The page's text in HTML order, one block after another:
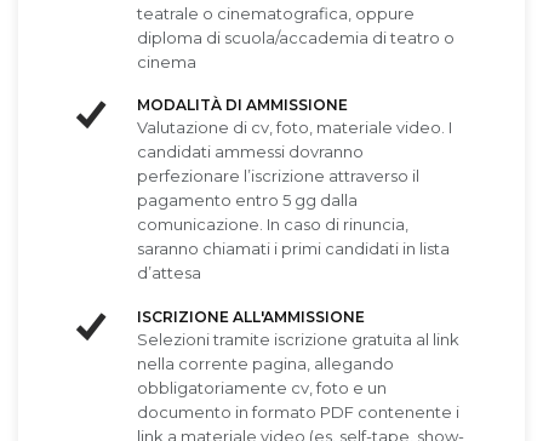
teatrale o cinematografica, oppure
diploma di scuola/accademia di teatro o
cinema
MODALITÀ DI AMMISSIONE
Valutazione di cv, foto, materiale video. I
candidati ammessi dovranno
perfezionare l’iscrizione attraverso il
pagamento entro 5 gg dalla
comunicazione. In caso di rinuncia,
saranno chiamati i primi candidati in lista
d’attesa
ISCRIZIONE ALL'AMMISSIONE
Selezioni tramite iscrizione gratuita al link
nella corrente pagina, allegando
obbligatoriamente cv, foto e un
documento in formato PDF contenente i
link a materiale video (es. self-tape, show-